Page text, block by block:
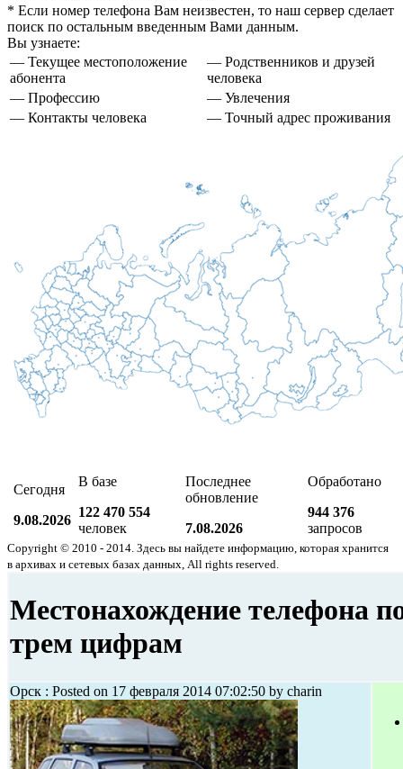
* Если номер телефона Вам неизвестен, то наш сервер сделает
поиск по остальным введенным Вами данным.
Вы узнаете:
— Текущее местоположение
абонента
— Родственников и друзей
человека
— Профессию
— Увлечения
— Контакты человека
— Точный адрес проживания
Сегодня
9.08.2026
В базе
122 470 554
человек
Последнее
обновление
7.08.2026
Обработано
944 376
запросов
Copyright © 2010 - 2014. Здесь вы найдете информацию, которая хранится
в архивах и сетевых базах данных, All rights reserved.
Местонахождение телефона
трем цифрам
Орск : Posted on 17 февраля 2014 07:02:50 by charin